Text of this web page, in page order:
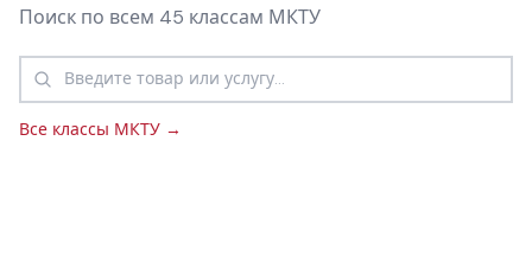
Поиск по всем 45 классам МКТУ
Все классы МКТУ →